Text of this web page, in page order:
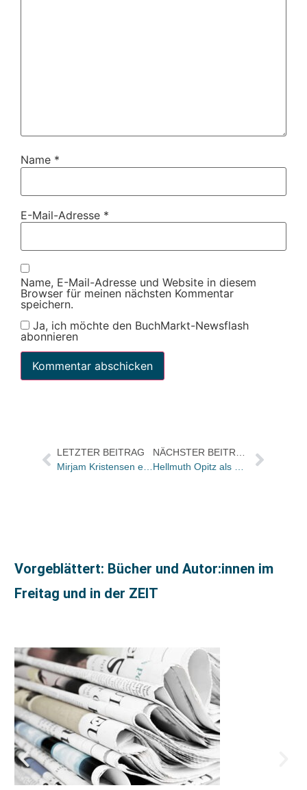
Name *
E-Mail-Adresse *
Name, E-Mail-Adresse und Website in diesem
Browser für meinen nächsten Kommentar
speichern.
Ja, ich möchte den BuchMarkt-Newsflash
abonnieren
LETZTER BEITRAG
Mirjam Kristensen erhält Amalie Skram-Preis
Vorgeblättert: Bücher und Autor:innen im
Freitag und in der ZEIT